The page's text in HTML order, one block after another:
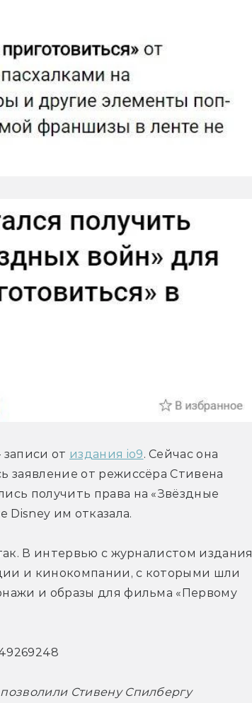
от издания io9. Сейчас она
заявление от режиссёра Стивена
получить права на «Звёздные
Disney им отказала.
В интервью с журналистом издания
и кинокомпании, с которыми шли
и образы для фильма «Первому
Стивену Спилбергу